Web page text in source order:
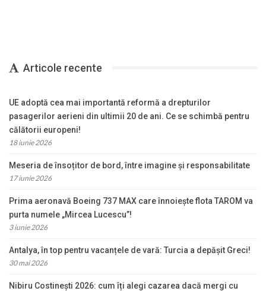
Articole recente
UE adoptă cea mai importantă reformă a drepturilor
pasagerilor aerieni din ultimii 20 de ani. Ce se schimbă pentru
călătorii europeni!
18 iunie 2026
Meseria de însoțitor de bord, între imagine și responsabilitate
17 iunie 2026
Prima aeronavă Boeing 737 MAX care înnoiește flota TAROM va
purta numele „Mircea Lucescu”!
3 iunie 2026
Antalya, în top pentru vacanțele de vară: Turcia a depășit Greci!
30 mai 2026
Nibiru Costinești 2026: cum îți alegi cazarea dacă mergi cu